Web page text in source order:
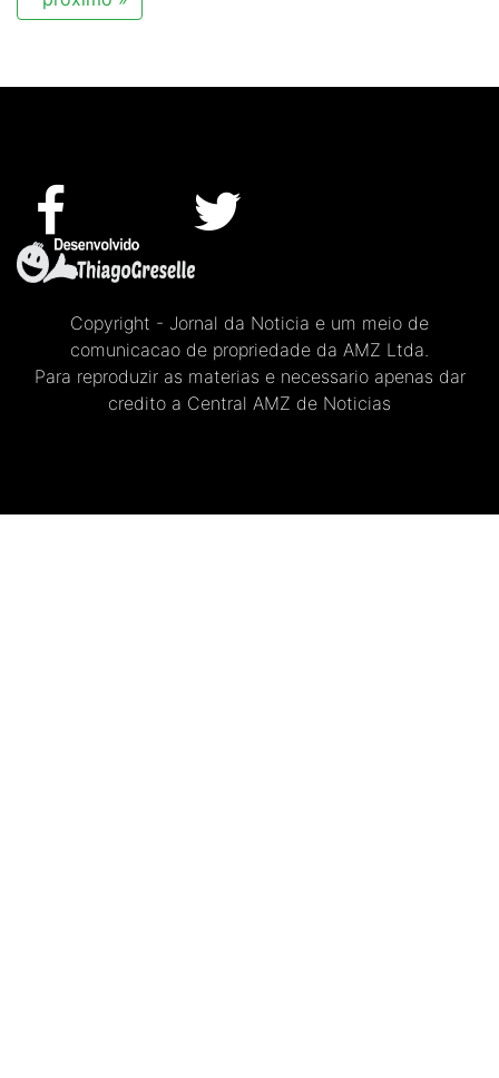
Copyright - Jornal da Noticia e um meio de
comunicacao de propriedade da AMZ Ltda.
Para reproduzir as materias e necessario apenas dar
credito a Central AMZ de Noticias